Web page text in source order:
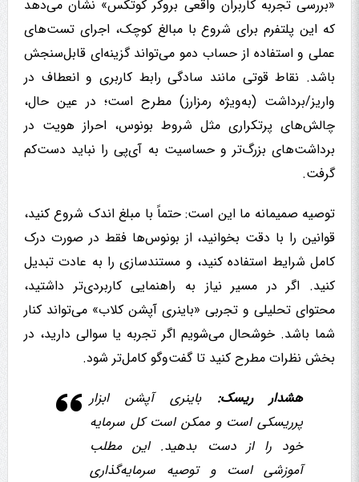
«بررسی تجربه کاربران واقعی بروکر کوتکس» نشان می‌دهد
که این پلتفرم برای شروع با مبالغ کوچک، اجرای تست‌های
عملی و استفاده از حساب دمو می‌تواند گزینه‌ای قابل‌سنجش
باشد. نقاط قوتی مانند سادگی رابط کاربری و انعطاف در
واریز/برداشت (به‌ویژه رمزارز) مطرح است؛ در عین حال،
چالش‌های پرتکراری مثل شروط بونوس، احراز هویت در
برداشت‌های بزرگ‌تر و حساسیت به آی‌پی را نباید دست‌کم
گرفت.
توصیه صمیمانه ما این است: حتماً با مبلغ اندک شروع کنید،
قوانین را با دقت بخوانید، از بونوس‌ها فقط در صورت درک
کامل شرایط استفاده کنید، و مستندسازی را به عادت تبدیل
کنید. اگر در مسیر نیاز به راهنمایی کاربردی‌تر داشتید،
محتوای تحلیلی و تجربی «باینری آپشن کلاب» می‌تواند کنار
شما باشد. خوشحال می‌شویم اگر تجربه یا سوالی دارید، در
بخش نظرات مطرح کنید تا گفت‌وگو کامل‌تر شود.
هشدار ریسک: باینری آپشن ابزار
پرریسکی است و ممکن است کل سرمایه
خود را از دست بدهید. این مطلب
آموزشی است و توصیه سرمایه‌گذاری